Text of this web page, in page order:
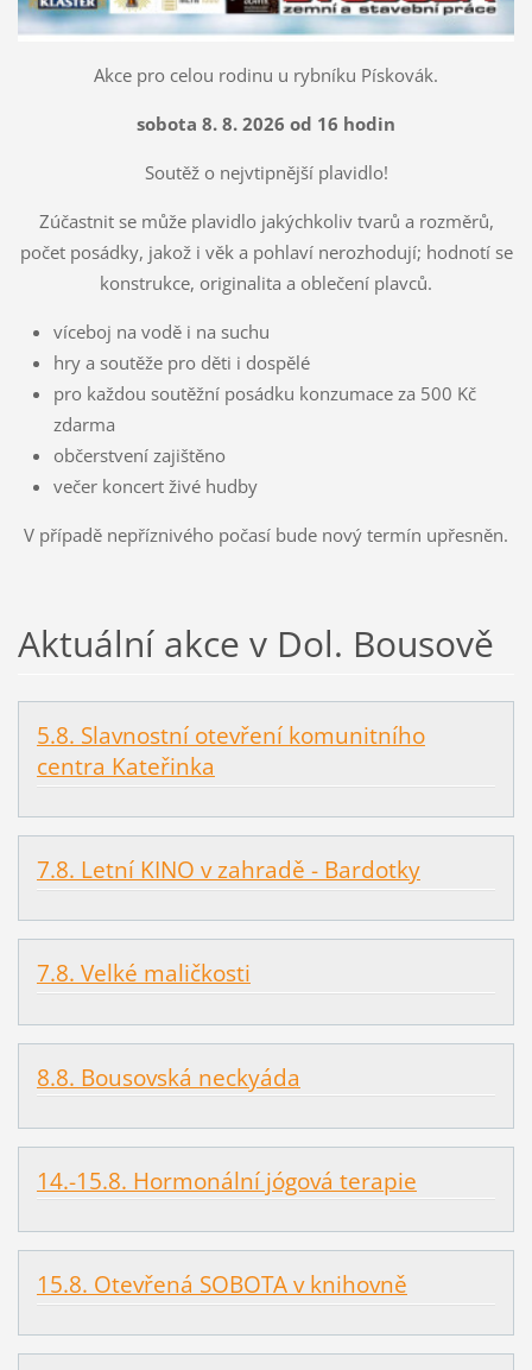
Akce pro celou rodinu u rybníku Pískovák.
sobota 8. 8. 2026 od 16 hodin
Soutěž o nejvtipnější plavidlo!
Zúčastnit se může plavidlo jakýchkoliv tvarů a rozměrů,
počet posádky, jakož i věk a pohlaví nerozhodují; hodnotí se
konstrukce, originalita a oblečení plavců.
víceboj na vodě i na suchu
hry a soutěže pro děti i dospělé
pro každou soutěžní posádku konzumace za 500 Kč
zdarma
občerstvení zajištěno
večer koncert živé hudby
V případě nepříznivého počasí bude nový termín upřesněn.
Aktuální akce v Dol. Bousově
5.8. Slavnostní otevření komunitního
centra Kateřinka
7.8. Letní KINO v zahradě - Bardotky
7.8. Velké maličkosti
8.8. Bousovská neckyáda
14.-15.8. Hormonální jógová terapie
15.8. Otevřená SOBOTA v knihovně